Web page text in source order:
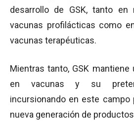
desarrollo de GSK, tanto en
vacunas profilácticas como
vacunas terapéuticas.
Mientras tanto, GSK
en vacunas y su
incursionando en este campo
nueva generación de